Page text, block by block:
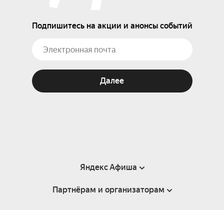
Подпишитесь на акции и анонсы событий
Далее
Яндекс Афиша
Справка
Партнёрам и организаторам